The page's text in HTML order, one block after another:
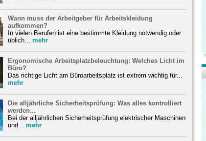
Wann muss der Arbeitgeber für Arbeitskleidung
aufkommen?
In vielen Berufen ist eine bestimmte Kleidung notwendig oder
üblich... mehr
Ergonomische Arbeitsplatzbeleuchtung: Welches Licht im
Büro?
Das richtige Licht am Büroarbeitsplatz ist extrem wichtig für...
mehr
Die alljährliche Sicherheitsprüfung: Was alles kontrolliert
werden...
Bei der alljährlichen Sicherheitsprüfung elektrischer Maschinen
und... mehr